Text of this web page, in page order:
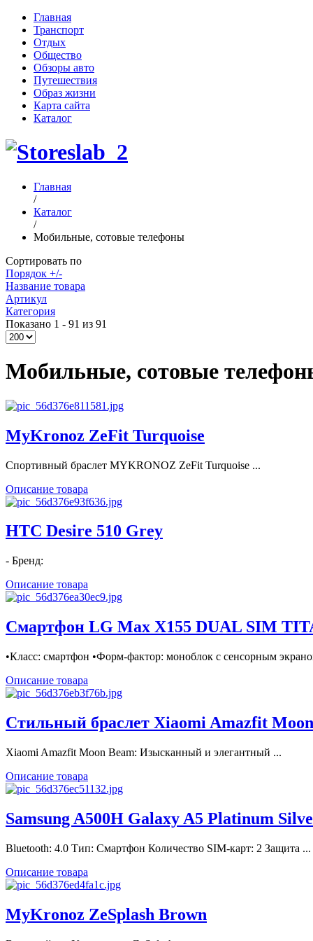
Главная
Транспорт
Отдых
Общество
Обзоры авто
Путешествия
Образ жизни
Карта сайта
Каталог
Главная
/
Каталог
/
Мобильные, сотовые телефоны
Сортировать по
Порядок +/-
Название товара
Артикул
Категория
Показано 1 - 91 из 91
Мобильные, сотовые
MyKronoz ZeFit Turquoise
Спортивный браслет MYKRONOZ ZeFit Turquoise ...
Описание товара
HTC Desire 510 Grey
- Бренд:
Описание товара
Смартфон LG Max X155 DUAL SIM
•Класс: смартфон •Форм-фактор: моноблок с сенсорным
Описание товара
Стильный браслет Xiaomi Amazfit
Xiaomi Amazfit Moon Beam: Изысканный и элегантный ...
Описание товара
Samsung A500H Galaxy A5 Platinum
Bluetooth: 4.0 Тип: Смартфон Количество SIM-карт: 2 Защита ...
Описание товара
MyKronoz ZeSplash Brown